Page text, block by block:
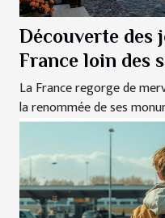
Découverte des
France loin des
La France regorge de
la renommée de ses